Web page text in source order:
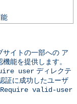
サイトの一部への ア
能を提供します。
user ディレクテ
証に成功したユーザ
Require valid-user